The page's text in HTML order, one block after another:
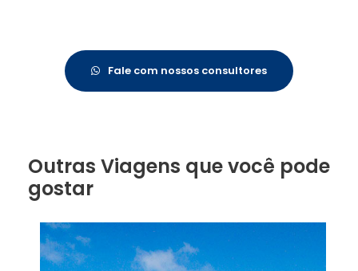
Fale com nossos consultores
Outras Viagens que você pode
gostar